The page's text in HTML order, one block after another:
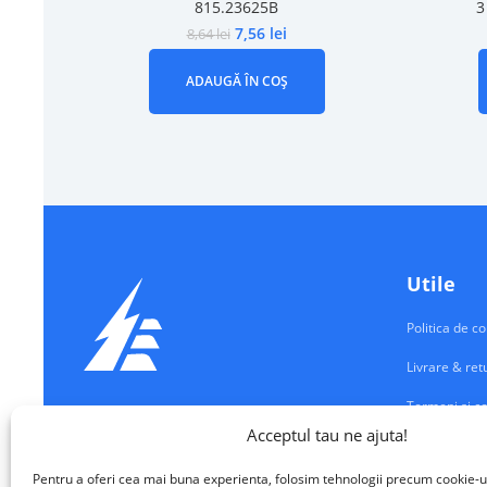
Acceptul tau ne ajuta!
Pentru a oferi cea mai buna experienta, folosim tehnologii precum cookie-
815.23625B
8,64lei 7,56 lei
ADAUGĂ ÎN COȘ
Echipamente Electrice
Utile
Politica de
Livrare &
Termeni si
Contul meu